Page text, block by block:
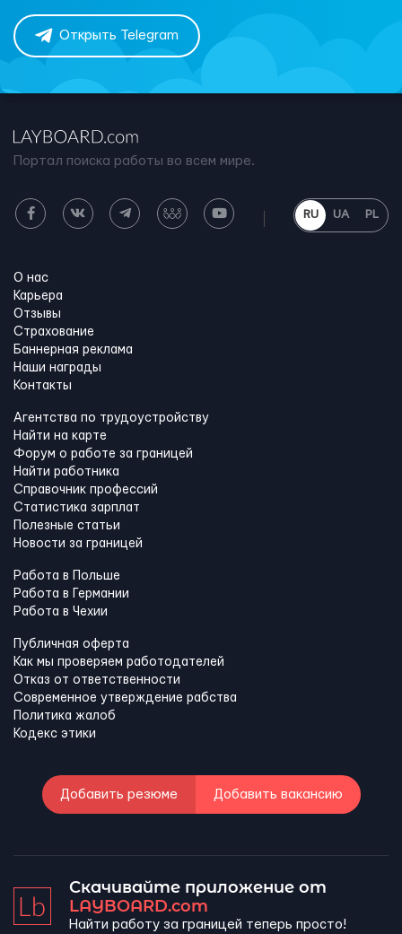
Открыть Telegram
Портал поиска работы во всем мире.
RU UA PL
О нас
Карьера
Отзывы
Страхование
Баннерная реклама
Наши награды
Контакты
Агентства по трудоустройству
Найти на карте
Форум о работе за границей
Найти работника
Справочник профессий
Статистика зарплат
Полезные статьи
Новости за границей
Работа в Польше
Работа в Германии
Работа в Чехии
Публичная оферта
Как мы проверяем работодателей
Отказ от ответственности
Современное утверждение рабства
Политика жалоб
Кодекс этики
Добавить резюме Добавить вакансию
Скачивайте приложение от
LAYBOARD.com
Найти работу за границей теперь просто!